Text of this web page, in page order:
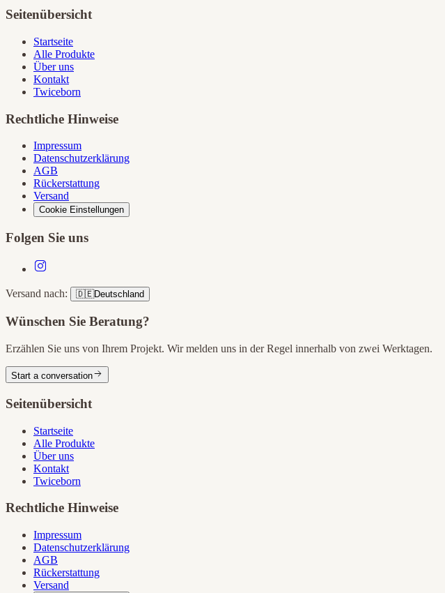
Seitenübersicht
Startseite
Alle Produkte
Über uns
Kontakt
Twiceborn
Rechtliche Hinweise
Impressum
Datenschutzerklärung
AGB
Rückerstattung
Versand
Cookie Einstellungen
Folgen Sie uns
Versand nach: 🇩🇪Deutschland
Wünschen Sie Beratung?
Erzählen Sie uns von Ihrem Projekt. Wir melden uns in der Regel innerhalb von zwei Werktagen.
Start a conversation
Seitenübersicht
Startseite
Alle Produkte
Über uns
Kontakt
Twiceborn
Rechtliche Hinweise
Impressum
Datenschutzerklärung
AGB
Rückerstattung
Versand